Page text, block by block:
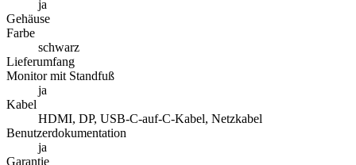
ja
Gehäuse
Farbe
schwarz
Lieferumfang
Monitor mit Standfuß
ja
Kabel
HDMI, DP, USB-C-auf-C-Kabel, Netzkabel
Benutzerdokumentation
ja
Garantie